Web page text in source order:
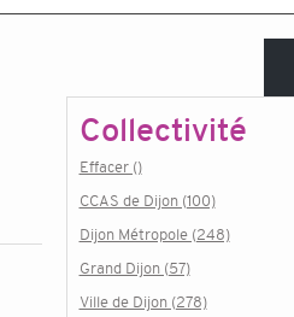
Collectivité
Effacer ()
CCAS de Dijon (100)
Dijon Métropole (248)
Grand Dijon (57)
Ville de Dijon (278)